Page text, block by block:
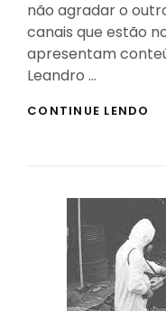
não agradar o
canais que estão
apresentam
Leandro …
CONTINUE LENDO